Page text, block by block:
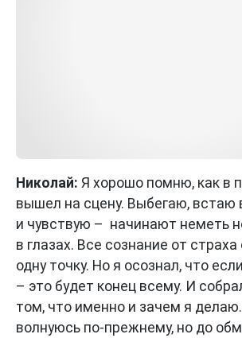
Николай: Я хорошо помню, как в
вышел на сцену. Выбегаю, встаю
и чувствую – начинают неметь
в глазах. Все сознание от страха
одну точку. Но я осознал, что
– это будет конец всему. И
том, что именно и зачем я
волнуюсь по-прежнему, но до